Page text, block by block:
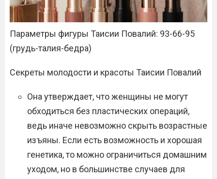
Параметры фигуры Таисии Повалий: 93-66-95
(грудь-талия-бедра)
Секреты молодости и красоты Таисии Повалий
Она утверждает, что женщины не могут
обходиться без пластических операций,
ведь иначе невозможно скрыть возрастные
изъяны. Если есть возможность и хорошая
генетика, то можно ограничиться домашним
уходом, но в большинстве случаев для